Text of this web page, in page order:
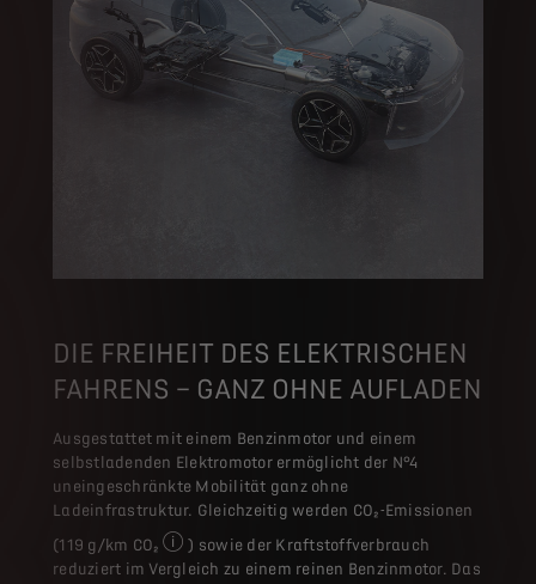
DIE FREIHEIT DES ELEKTRISCHEN
FAHRENS – GANZ OHNE AUFLADEN
Ausgestattet mit einem Benzinmotor und einem
selbstladenden Elektromotor ermöglicht der N°4
uneingeschränkte Mobilität ganz ohne
Ladeinfrastruktur. Gleichzeitig werden CO₂-Emissionen
(119 g/km CO₂
kombinierte Werte, gem. WLTP
) sowie der Kraftstoffverbrauch
reduziert im Vergleich zu einem reinen Benzinmotor. Das